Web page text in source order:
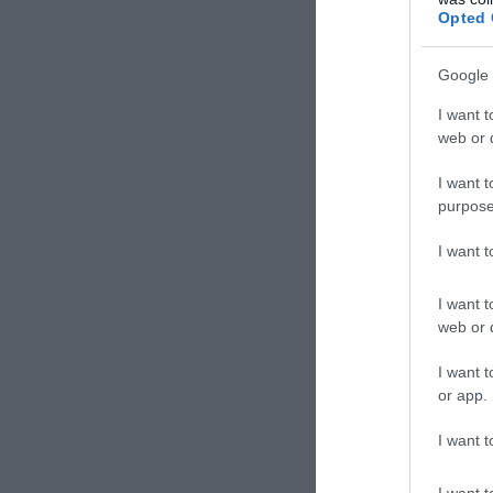
Opted
Google
I want
web or
I want
I want
I want
web or
I want
or app.
I want
ΣΧΟΛΙΑΣΤΕ